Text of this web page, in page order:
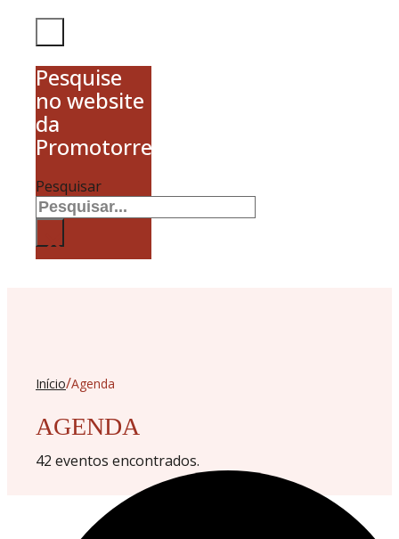
Pesquise
no website
da
Promotorres
Pesquisar
×
Início/Agenda
AGENDA
42 eventos encontrados.